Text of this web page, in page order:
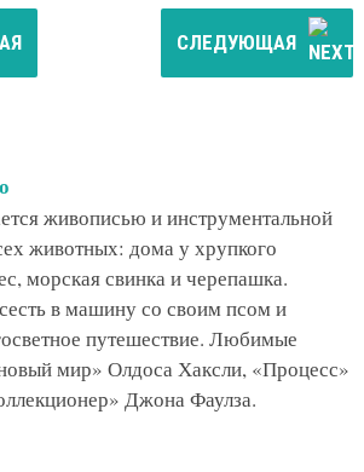
СЛЕДУЮЩАЯ
живописью и инструментальной
животных: дома у хрупкого
морская свинка и черепашка.
в машину со своим псом и
путешествие. Любимые
мир» Олдоса Хаксли, «Процесс»
Джона Фаулза.